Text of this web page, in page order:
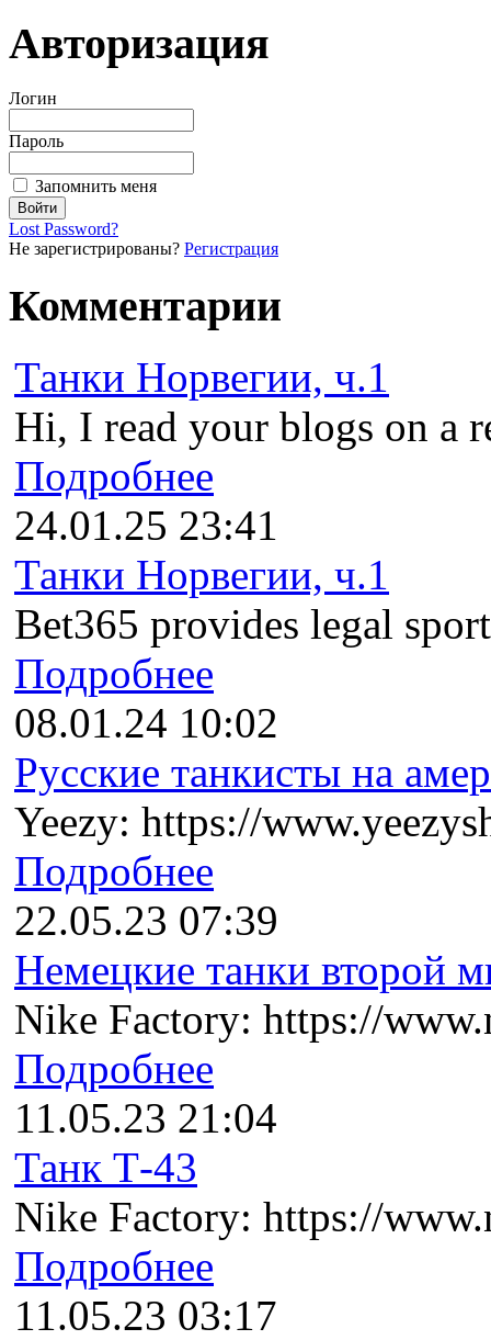
Авторизация
Логин
Пароль
Запомнить меня
Lost Password?
Не зарегистрированы? Регистрация
Комментарии
Танки Норвегии, ч.1
Hi, I read your blogs on a
Подробнее
24.01.25 23:41
Танки Норвегии, ч.1
Bet365 provides legal
Подробнее
08.01.24 10:02
Русские танкисты на
Yeezy: https://
Подробнее
22.05.23 07:39
Немецкие танки второй
Nike Factory: https://
Подробнее
11.05.23 21:04
Танк Т-43
Nike Factory: https://
Подробнее
11.05.23 03:17